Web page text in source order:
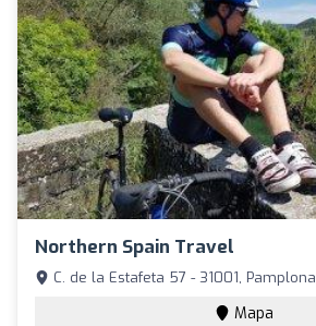
Northern Spain Travel
C. de la Estafeta 57 - 31001, Pamplona
Mapa